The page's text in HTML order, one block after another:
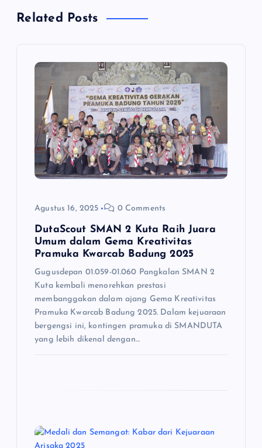
aRelated Posts
Agustus 16, 2025 0 Comments
DutaScout SMAN 2 Kuta Raih Juara
Umum dalam Gema Kreativitas
Pramuka Kwarcab Badung 2025
Gugusdepan 01.059-01.060 Pangkalan SMAN 2
Kuta kembali menorehkan prestasi
membanggakan dalam ajang Gema Kreativitas
Pramuka Kwarcab Badung 2025. Dalam kejuaraan
bergengsi ini, kontingen pramuka di SMANDUTA
yang lebih dikenal dengan…